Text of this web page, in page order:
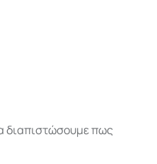
διαπιστώσουμε πως